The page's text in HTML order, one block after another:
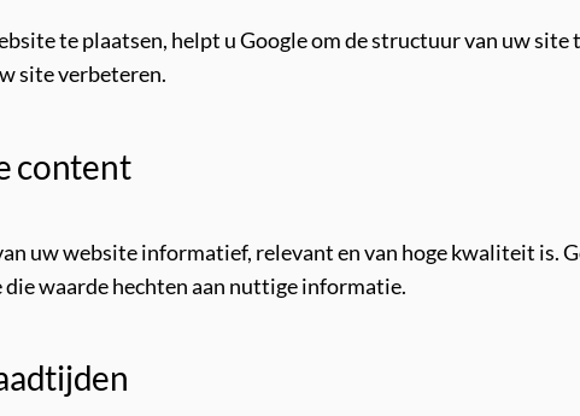
te plaatsen, helpt u Google om de structuur van uw site
site verbeteren.
content
uw website informatief, relevant en van hoge kwaliteit is.
die waarde hechten aan nuttige informatie.